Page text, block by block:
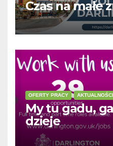
Czas na małe
OFERTY PRACY AKTUALNOŚCI
My tu gadu,
dzieje